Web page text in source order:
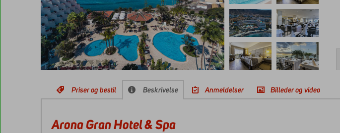
Priser og bestil Beskrivelse Anmeldelser Billeder og video
Arona Gran Hotel & Spa